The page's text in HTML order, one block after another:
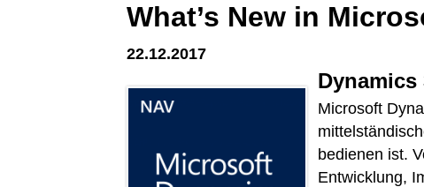
What’s New in
22.12.2017
Dynamics
Microsoft
bedienen ist.
Entwicklung,